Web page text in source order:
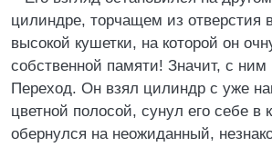
цилиндре, торчащем из отверстия
высокой кушетки, на которой он
собственной памяти! Значит, с
Переход. Он взял цилиндр с уже
цветной полосой, сунул его себе в
обернулся на неожиданный,